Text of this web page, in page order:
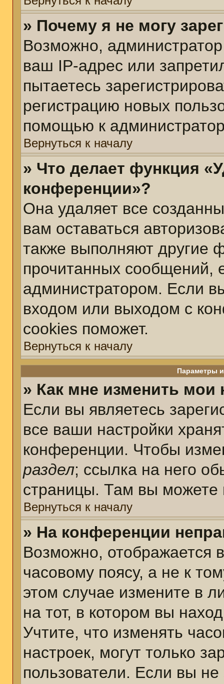
» Почему я не могу
Возможно,
ваш IP-адрес или
пытаетесь
регистрацию новых
помощью к
Вернуться к началу
» Что делает функция
конференции»?
Она удаляет все
вам оставаться
также выполняют другие
прочитанных сообщений,
администратором. Если
входом или выходом с
cookies поможет.
Вернуться к началу
Параметры
» Как мне изменить мои
Если вы являетесь
все ваши настройки
конференции. Чтобы
раздел; ссылка на него
страницы. Там вы можете
Вернуться к началу
» На конференции
Возможно, отображается
часовому поясу, а не к
этом случае измените в
на тот, в котором вы
Учтите, что изменять
настроек, могут только
пользователи. Если вы